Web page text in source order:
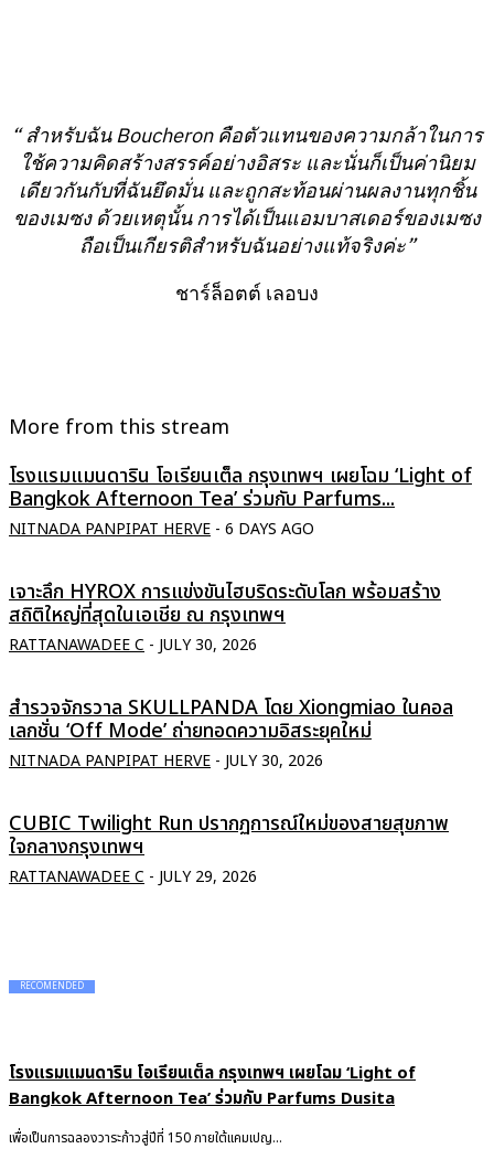
“ สำหรับฉัน Boucheron คือตัวแทนของความกล้าในการ
ใช้ความคิดสร้างสรรค์อย่างอิสระ และนั่นก็เป็นค่านิยม
เดียวกันกับที่ฉันยึดมั่น และถูกสะท้อนผ่านผลงานทุกชิ้น
ของเมซง ด้วยเหตุนั้น การได้เป็นแอมบาสเดอร์ของเมซง
ถือเป็นเกียรติสำหรับฉันอย่างแท้จริงค่ะ”
ชาร์ล็อตต์ เลอบง
More from this stream
โรงแรมแมนดาริน โอเรียนเต็ล กรุงเทพฯ เผยโฉม ‘Light of
Bangkok Afternoon Tea’ ร่วมกับ Parfums...
NITNADA PANPIPAT HERVE - 6 DAYS AGO
เจาะลึก HYROX การแข่งขันไฮบริดระดับโลก พร้อมสร้าง
สถิติใหญ่ที่สุดในเอเชีย ณ กรุงเทพฯ
RATTANAWADEE C - JULY 30, 2026
สำรวจจักรวาล SKULLPANDA โดย Xiongmiao ในคอล
เลกชั่น ‘Off Mode’ ถ่ายทอดความอิสระยุคใหม่
NITNADA PANPIPAT HERVE - JULY 30, 2026
CUBIC Twilight Run ปรากฏการณ์ใหม่ของสายสุขภาพ
ใจกลางกรุงเทพฯ
RATTANAWADEE C - JULY 29, 2026
RECOMENDED
โรงแรมแมนดาริน โอเรียนเต็ล กรุงเทพฯ เผยโฉม ‘Light of
Bangkok Afternoon Tea’ ร่วมกับ Parfums Dusita
เพื่อเป็นการฉลองวาระก้าวสู่ปีที่ 150 ภายใต้แคมเปญ...